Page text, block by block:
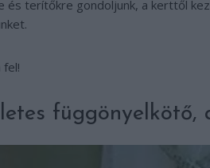
és terítőkre gondoljunk, a kerttől
fel!